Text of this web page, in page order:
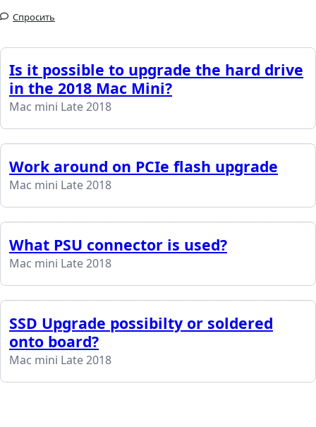
Спросить
Is it possible to upgrade the hard drive
in the 2018 Mac Mini?
Mac mini Late 2018
Work around on PCIe flash upgrade
Mac mini Late 2018
What PSU connector is used?
Mac mini Late 2018
SSD Upgrade possibilty or soldered
onto board?
Mac mini Late 2018